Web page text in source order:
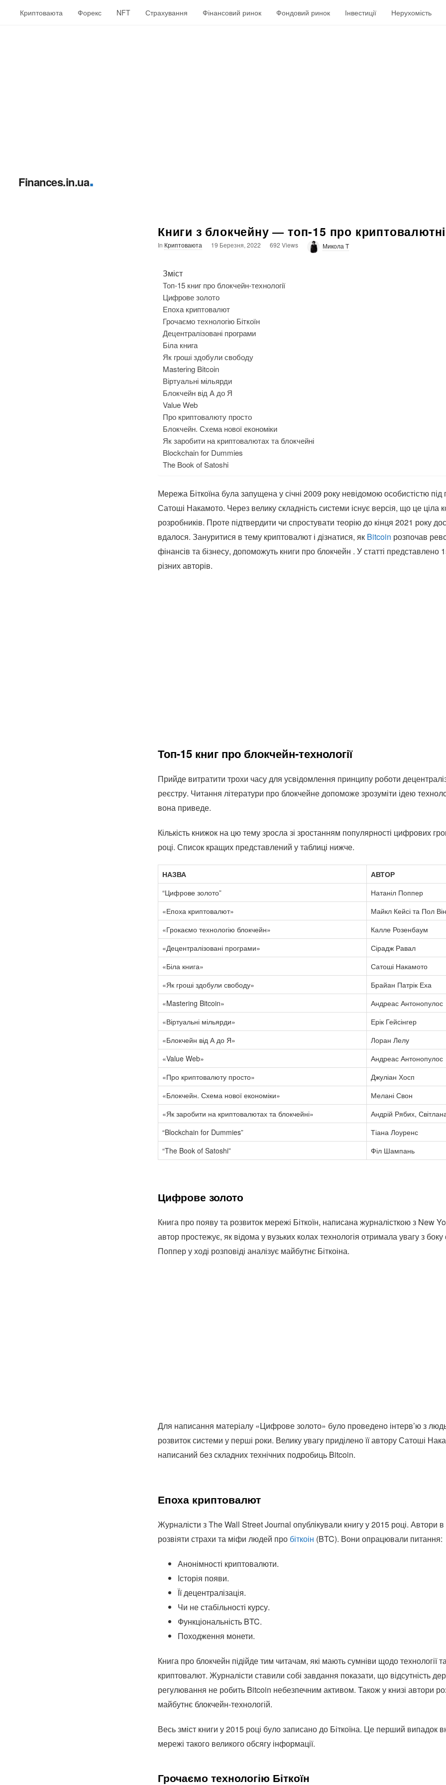
Криптоваюта Форекс NFT Страхування Фінансовий ринок Фондовий ринок Інвестиції Нерухомість
Finances.in.ua.
Книги з блокчейну ― топ-15 про криптовалютні
In Криптоваюта 19 Березня, 2022 692 Views Микола T
Зміст
Топ-15 книг про блокчейн-технології
Цифрове золото
Епоха криптовалют
Грочаємо технологію Біткоїн
Децентралізовані програми
Біла книга
Як гроші здобули свободу
Mastering Bitcoin
Віртуальні мільярди
Блокчейн від А до Я
Value Web
Про криптовалюту просто
Блокчейн. Схема нової економіки
Як заробити на криптовалютах та блокчейні
Blockchain for Dummies
The Book of Satoshi
Мережа Біткоїна була запущена у січні 2009 року невідомою особистістю
Сатоші Накамото. Через велику складність системи існує версія, що це ціла
розробників. Проте підтвердити чи спростувати теорію до кінця 2021 року
вдалося. Зануритися в тему криптовалют і дізнатися, як Bitcoin розпочав
фінансів та бізнесу, допоможуть книги про блокчейн . У статті представлено
різних авторів.
Топ-15 книг про блокчейн-технології
Прийде витратити трохи часу для усвідомлення принципу роботи
реєстру. Читання літератури про блокчейне допоможе зрозуміти ідею
вона приведе.
Кількість книжок на цю тему зросла зі зростанням популярності цифрових
році. Список кращих представлений у таблиці нижче.
НАЗВА
АВТОР
“Цифрове золото”
Натаніл Поппер
«Епоха криптовалют»
Майкл Кейсі та Пол
«Грокаємо технологію блокчейн»
Калле Розенбаум
«Децентралізовані програми»
Сірадж Равал
«Біла книга»
Сатоші Накамото
«Як гроші здобули свободу»
Брайан Патрік Еха
«Mastering Bitcoin»
Андреас Антонопулос
«Віртуальні мільярди»
Ерік Гейсінгер
«Блокчейн від А до Я»
Лоран Лелу
«Value Web»
Андреас Антонопулос
«Про криптовалюту просто»
Джуліан Хосп
«Блокчейн. Схема нової економіки»
Мелані Свон
«Як заробити на криптовалютах та блокчейні»
Андрій Рябих,
“Blockchain for Dummies”
Тіана Лоуренс
“The Book of Satoshi”
Філ Шампань
Цифрове золото
Книга про появу та розвиток мережі Біткоїн, написана журналісткою з New
автор простежує, як відома у вузьких колах технологія отримала увагу з боку
Поппер у ході розповіді аналізує майбутнє Біткоіна.
Для написання матеріалу «Цифрове золото» було проведено інтерв’ю з
розвиток системи у перші роки. Велику увагу приділено її автору Сатоші
написаний без складних технічних подробиць Bitcoin.
Епоха криптовалют
Журналісти з The Wall Street Journal опублікували книгу у 2015 році. Автори
розвіяти страхи та міфи людей про біткоін (BTC). Вони опрацювали питання:
Анонімності криптовалюти.
Історія появи.
Її децентралізація.
Чи не стабільності курсу.
Функціональність BTC.
Походження монети.
Книга про блокчейн підійде тим читачам, які мають сумніви щодо технології
криптовалют. Журналісти ставили собі завдання показати, що відсутність
регулювання не робить Bitcoin небезпечним активом. Також у книзі автори
майбутнє блокчейн-технологій.
Весь зміст книги у 2015 році було записано до Біткоїна. Це перший випадок
мережі такого великого обсягу інформації.
Грочаємо технологію Біткоїн